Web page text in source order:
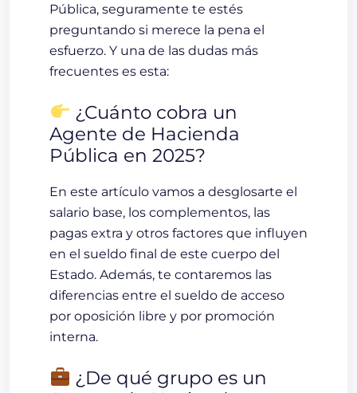
Pública, seguramente te estés
preguntando si merece la pena el
esfuerzo. Y una de las dudas más
frecuentes es esta:
¿Cuánto cobra un
Agente de Hacienda
Pública en 2025?
En este artículo vamos a desglosarte el
salario base, los complementos, las
pagas extra y otros factores que influyen
en el sueldo final de este cuerpo del
Estado. Además, te contaremos las
diferencias entre el sueldo de acceso
por oposición libre y por promoción
interna.
¿De qué grupo es un